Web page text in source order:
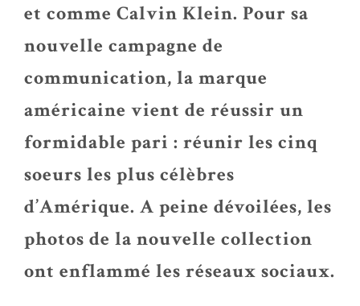
et comme Calvin Klein. Pour sa
nouvelle campagne de
communication, la marque
américaine vient de réussir un
formidable pari : réunir les cinq
soeurs les plus célèbres
d’Amérique. A peine dévoilées, les
photos de la nouvelle collection
ont enflammé les réseaux sociaux.